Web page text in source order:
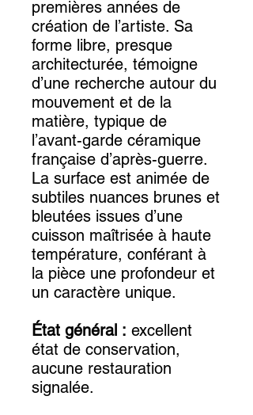
premières années de
création de l’artiste. Sa
forme libre, presque
architecturée, témoigne
d’une recherche autour du
mouvement et de la
matière, typique de
l’avant-garde céramique
française d’après-guerre.
La surface est animée de
subtiles nuances brunes et
bleutées issues d’une
cuisson maîtrisée à haute
température, conférant à
la pièce une profondeur et
un caractère unique.
État général : excellent
état de conservation,
aucune restauration
signalée.